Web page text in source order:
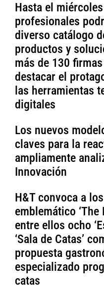
Hasta el
profesionales
diverso catálogo
productos y
más de 130
destacar el
las herramientas
digitales
Los nuevos
claves para la
ampliamente
Innovación
H&T convoca a
emblemático ‘The
entre ellos ocho
‘Sala de Catas’
propuesta
especializado
catas